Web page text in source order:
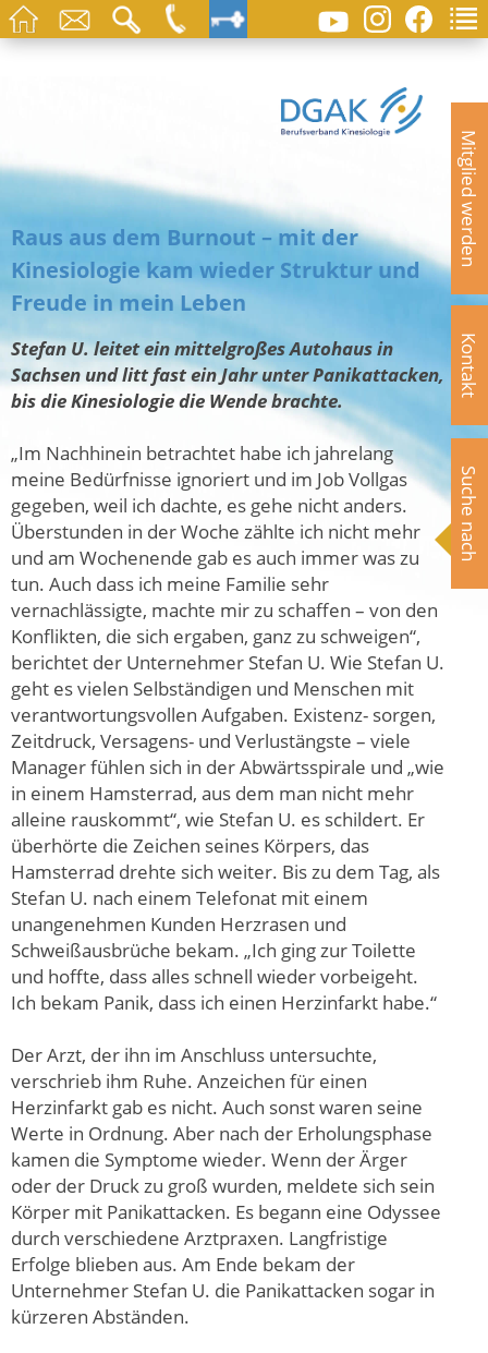
Mitglied werden
Kontakt
Suche nach
Raus aus dem Burnout – mit der
Kinesiologie kam wieder Struktur und
Freude in mein Leben
Stefan U. leitet ein mittelgroßes Autohaus in
Sachsen und litt fast ein Jahr unter Panikattacken,
bis die Kinesiologie die Wende brachte.
„Im Nachhinein betrachtet habe ich jahrelang
meine Bedürfnisse ignoriert und im Job Vollgas
gegeben, weil ich dachte, es gehe nicht anders.
Überstunden in der Woche zählte ich nicht mehr
und am Wochenende gab es auch immer was zu
tun. Auch dass ich meine Familie sehr
vernachlässigte, machte mir zu schaffen – von den
Konflikten, die sich ergaben, ganz zu schweigen“,
berichtet der Unternehmer Stefan U. Wie Stefan U.
geht es vielen Selbständigen und Menschen mit
verantwortungsvollen Aufgaben. Existenz- sorgen,
Zeitdruck, Versagens- und Verlustängste – viele
Manager fühlen sich in der Abwärtsspirale und „wie
in einem Hamsterrad, aus dem man nicht mehr
alleine rauskommt“, wie Stefan U. es schildert. Er
überhörte die Zeichen seines Körpers, das
Hamsterrad drehte sich weiter. Bis zu dem Tag, als
Stefan U. nach einem Telefonat mit einem
unangenehmen Kunden Herzrasen und
Schweißausbrüche bekam. „Ich ging zur Toilette
und hoffte, dass alles schnell wieder vorbeigeht.
Ich bekam Panik, dass ich einen Herzinfarkt habe.“
Der Arzt, der ihn im Anschluss untersuchte,
verschrieb ihm Ruhe. Anzeichen für einen
Herzinfarkt gab es nicht. Auch sonst waren seine
Werte in Ordnung. Aber nach der Erholungsphase
kamen die Symptome wieder. Wenn der Ärger
oder der Druck zu groß wurden, meldete sich sein
Körper mit Panikattacken. Es begann eine Odyssee
durch verschiedene Arztpraxen. Langfristige
Erfolge blieben aus. Am Ende bekam der
Unternehmer Stefan U. die Panikattacken sogar in
kürzeren Abständen.